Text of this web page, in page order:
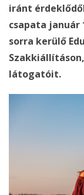
iránt
csapata január
sorra kerülő
látogatóit.